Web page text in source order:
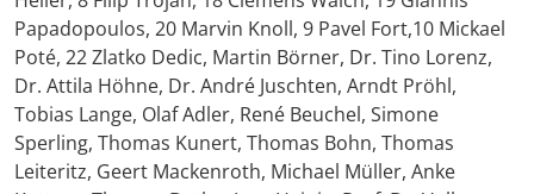
Papadopoulos, 20 Marvin Knoll, 9 Pavel Fort,10 Mickael
Poté, 22 Zlatko Dedic, Martin Börner, Dr. Tino Lorenz,
Dr. Attila Höhne, Dr. André Juschten, Arndt Pröhl,
Tobias Lange, Olaf Adler, René Beuchel, Simone
Sperling, Thomas Kunert, Thomas Bohn, Thomas
Leiteritz, Geert Mackenroth, Michael Müller, Anke